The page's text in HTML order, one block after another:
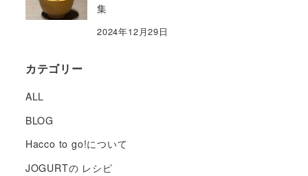
集
2024年12月29日
カテゴリー
ALL
BLOG
Hacco to go!について
JOGURTの レシピ